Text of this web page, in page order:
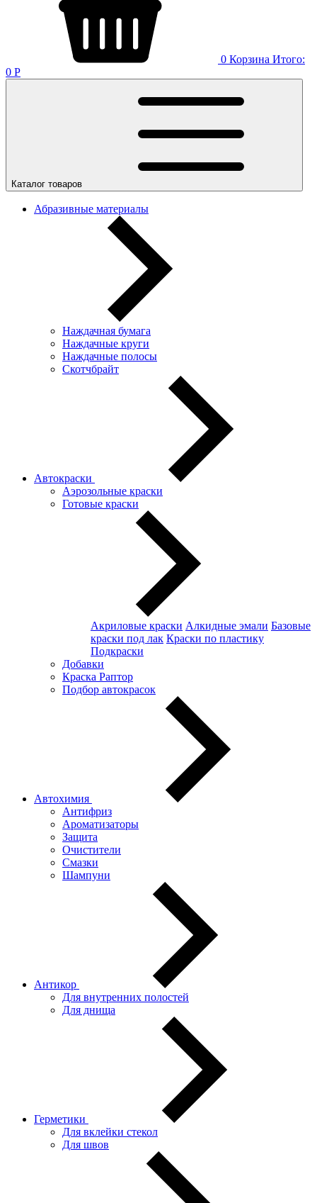
0 Корзина Итого:
0 Р
Каталог товаров
Абразивные материалы
Наждачная бумага
Наждачные круги
Наждачные полосы
Скотчбрайт
Автокраски
Аэрозольные краски
Готовые краски
Акриловые краски Алкидные эмали Базовые
краски под лак Краски по пластику
Подкраски
Добавки
Краска Раптор
Подбор автокрасок
Автохимия
Антифриз
Ароматизаторы
Защита
Очистители
Смазки
Шампуни
Антикор
Для внутренних полостей
Для днища
Герметики
Для вклейки стекол
Для швов